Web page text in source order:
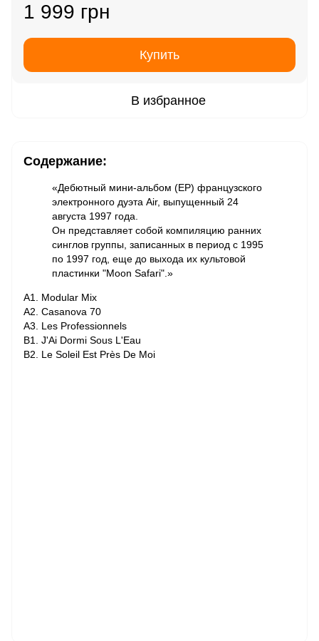
1 999 грн
Купить
В избранное
Содержание:
«Дебютный мини-альбом (EP) французского
электронного дуэта Air, выпущенный 24
августа 1997 года.
Он представляет собой компиляцию ранних
синглов группы, записанных в период с 1995
по 1997 год, еще до выхода их культовой
пластинки "Moon Safari".»
A1. Modular Mix
A2. Casanova 70
A3. Les Professionnels
B1. J'Ai Dormi Sous L'Eau
B2. Le Soleil Est Près De Moi